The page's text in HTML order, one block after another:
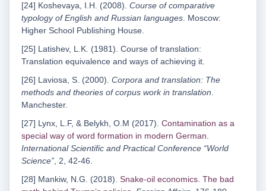
[24] Koshevaya, I.H. (2008). Course of comparative
typology of English and Russian languages. Moscow:
Higher School Publishing House.
[25] Latishev, L.K. (1981). Course of translation:
Translation equivalence and ways of achieving it.
[26] Laviosa, S. (2000). Corpora and translation: The
methods and theories of corpus work in translation.
Manchester.
[27] Lynx, L.F, & Belykh, O.M (2017). Contamination as a
special way of word formation in modern German.
International Scientific and Practical Conference “World
Science”, 2, 42-46.
[28] Mankiw, N.G. (2018). Snake-oil economics. The bad